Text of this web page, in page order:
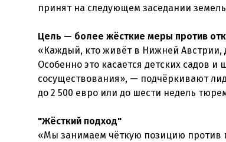
принят на следующем заседании
Цель — более жёсткие меры против
«Каждый, кто живёт в Нижней
Особенно это касается детских садов
сосуществования», — подчёркивают
до 2 500 евро или до шести недель
"Жёсткий подход"
«Мы занимаем чёткую позицию против